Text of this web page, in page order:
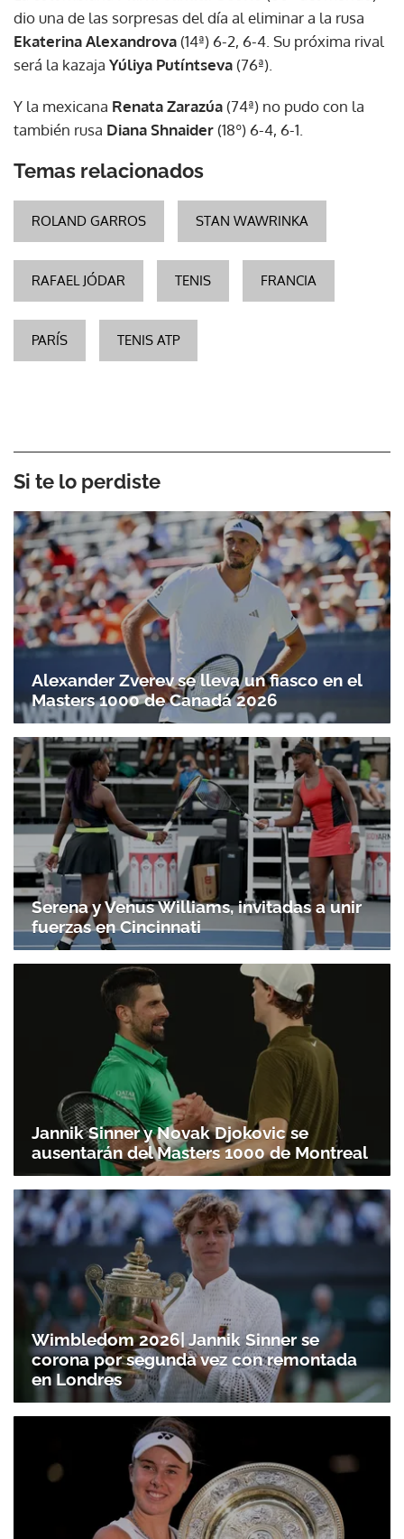
dio una de las sorpresas del día al eliminar a la rusa
Ekaterina Alexandrova (14ª) 6-2, 6-4. Su próxima rival
será la kazaja Yúliya Putíntseva (76ª).
Y la mexicana Renata Zarazúa (74ª) no pudo con la
también rusa Diana Shnaider (18º) 6-4, 6-1.
Temas relacionados
ROLAND GARROS STAN WAWRINKA
RAFAEL JÓDAR TENIS FRANCIA
PARÍS TENIS ATP
Si te lo perdiste
Alexander Zverev se lleva un fiasco en el
Masters 1000 de Canadá 2026
Serena y Venus Williams, invitadas a unir
fuerzas en Cincinnati
Jannik Sinner y Novak Djokovic se
ausentarán del Masters 1000 de Montreal
Wimbledom 2026| Jannik Sinner se
corona por segunda vez con remontada
en Londres